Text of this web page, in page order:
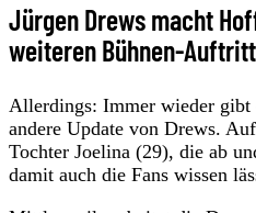
Jürgen Drews macht
weiteren Bühnen-
Allerdings: Immer wieder gibt
andere Update von Drews.
Tochter Joelina (29), die ab
damit auch die Fans wissen